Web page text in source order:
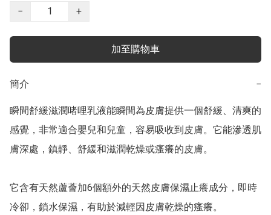
−
+
加至購物車
簡介 −
瞬間舒緩滋潤啫哩乳液能瞬間為皮膚提供一個舒緩、清爽的
感覺，非常適合嬰兒和兒童，容易吸收到皮膚。它能滲透肌
膚深處，鎮靜、舒緩和滋潤乾燥或瘙癢的皮膚。
它含有天然蘆薈加6個額外的天然皮膚保濕止癢成分，即時
冷卻，鎖水保濕，有助於減輕因皮膚乾燥的瘙癢。